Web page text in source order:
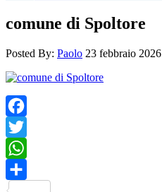
comune di Spoltore
Posted By: Paolo 23 febbraio 2026
Facebook
Twitter
WhatsApp